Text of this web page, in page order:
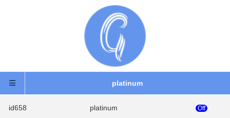
platinum
id658 platinum Off